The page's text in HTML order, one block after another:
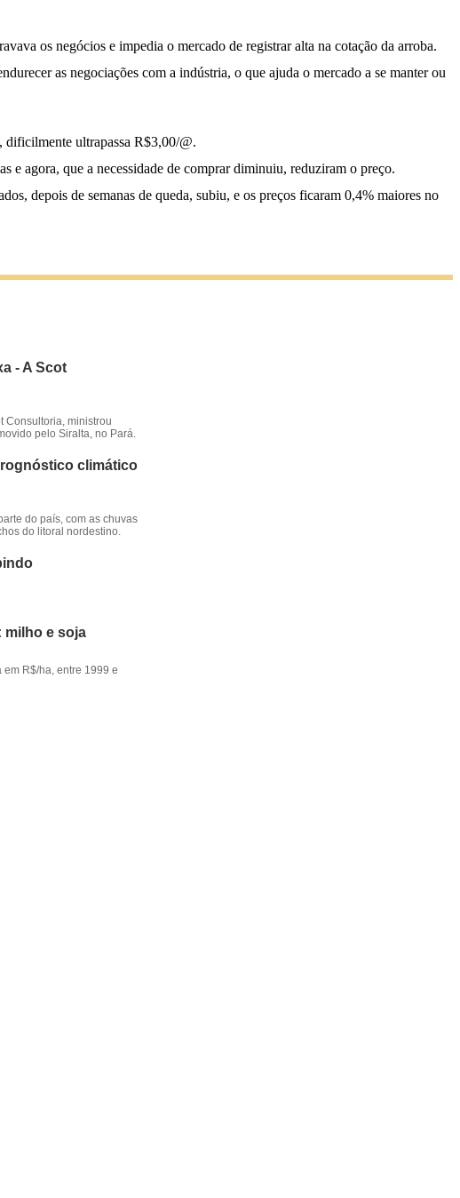
os negócios e impedia o mercado de registrar alta na cotação da arroba.
as negociações com a indústria, o que ajuda o mercado a se manter ou
dificilmente ultrapassa R$3,00/@.
e agora, que a necessidade de comprar diminuiu, reduziram o preço.
depois de semanas de queda, subiu, e os preços ficaram 0,4% maiores no
- A Scot
Consultoria, ministrou
pelo Siralta, no Pará.
climático
do país, com as chuvas
do litoral nordestino.
milho e soja
R$/ha, entre 1999 e